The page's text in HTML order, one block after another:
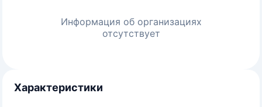
Информация об организациях
отсутствует
Характеристики